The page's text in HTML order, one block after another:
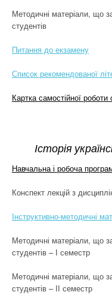
Методичні матеріали, що
студентів
Питання до екзамену
Список рекомендованої
Картка самостійної роботи
Історія
Навчальна і робоча
Конспект лекцій з
Інструктивно-методичні
Методичні матеріали, що
студентів – І семестр
Методичні матеріали, що
студентів – ІІ семестр